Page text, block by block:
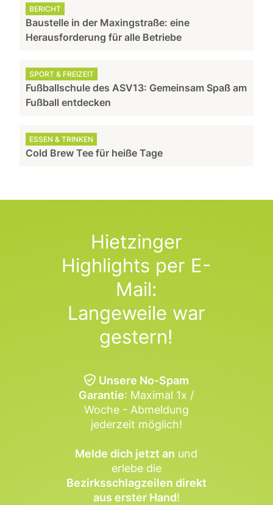
BERICHT
Baustelle in der Maxingstraße: eine
Herausforderung für alle Betriebe
SPORT & FREIZEIT
Fußballschule des ASV13: Gemeinsam Spaß am
Fußball entdecken
ESSEN & TRINKEN
Cold Brew Tee für heiße Tage
Hietzinger
Highlights per E-
Mail:
Langeweile war
gestern!
Unsere No-Spam
Garantie: Maximal 1x /
Woche - Abmeldung
jederzeit möglich!
Melde dich jetzt an und
erlebe die
Bezirksschlagzeilen direkt
aus erster Hand!